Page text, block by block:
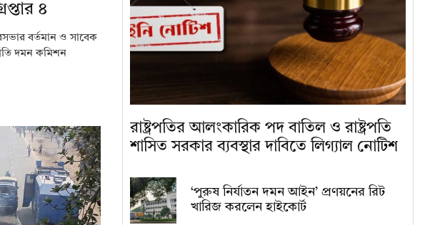
৪
বর্তমান ও সাবেক
দমন কমিশন
রাষ্ট্রপতির আলংকারিক পদ বাতিল ও রাষ্ট্রপতি
শাসিত সরকার ব্যবস্থার দাবিতে লিগ্যাল নোটিশ
‘পুরুষ নির্যাতন দমন আইন’ প্রণয়নের রিট
খারিজ করলেন হাইকোর্ট